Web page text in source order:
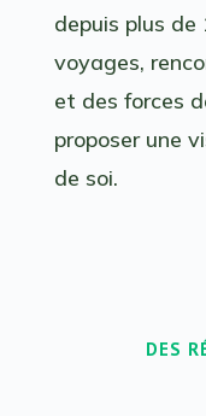
depuis plus de
voyages,
et des forces
proposer une
de soi.
DES